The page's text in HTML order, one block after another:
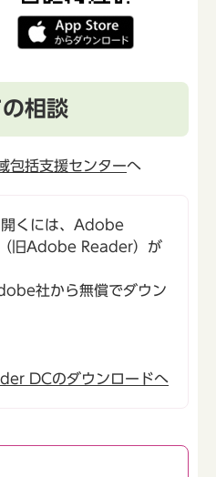
相談
包括支援センターへ
開くには、Adobe
旧Adobe Reader）が
社から無償でダウン
DCのダウンロードへ